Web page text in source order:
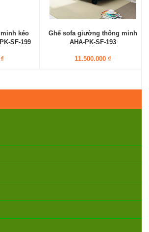
kéo
SF-199
Ghế sofa giường thông minh
AHA-PK-SF-193
11.500.000 ₫